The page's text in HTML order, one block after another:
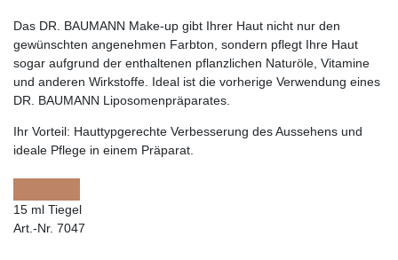
Das DR. BAUMANN Make-up gibt Ihrer Haut nicht nur den
gewünschten angenehmen Farbton, sondern pflegt Ihre Haut
sogar aufgrund der enthaltenen pflanzlichen Naturöle, Vitamine
und anderen Wirkstoffe. Ideal ist die vorherige Verwendung eines
DR. BAUMANN Liposomenpräparates.
Ihr Vorteil: Hauttypgerechte Verbesserung des Aussehens und
ideale Pflege in einem Präparat.
15 ml Tiegel
Art.-Nr. 7047